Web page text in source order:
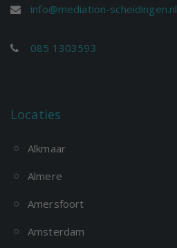
info@mediation-scheidingen.nl
085 1303593
Locaties
Alkmaar
Almere
Amersfoort
Amsterdam